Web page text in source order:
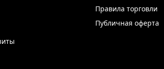
Правила торговли
Публичная оферта